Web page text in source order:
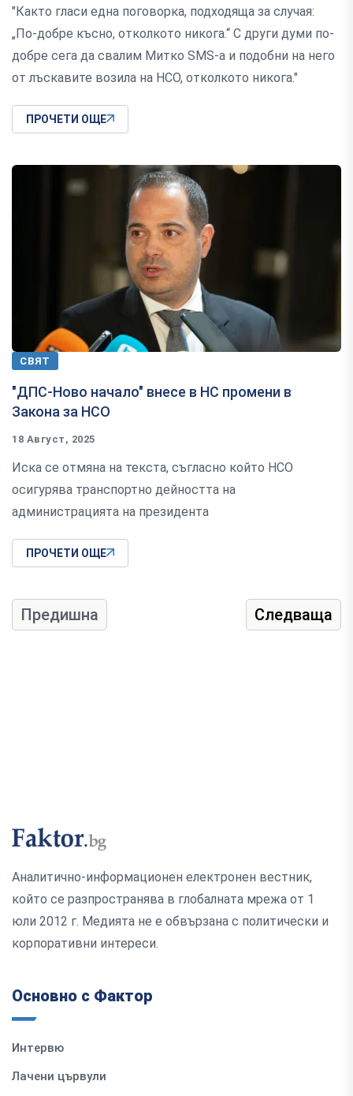
"Както гласи една поговорка, подходяща за случая:
„По-добре късно, отколкото никога.“ С други думи по-
добре сега да свалим Митко SMS-а и подобни на него
от лъскавите возила на НСО, отколкото никога."
ПРОЧЕТИ ОЩЕ
СВЯТ
"ДПС-Ново начало" внесе в НС промени в
Закона за НСО
18 Август, 2025
Иска се отмяна на текста, съгласно който НСО
осигурява транспортно дейността на
администрацията на президента
ПРОЧЕТИ ОЩЕ
Предишна Следваща
Аналитично-информационен електронен вестник,
който се разпространява в глобалната мрежа от 1
юли 2012 г. Медията не е обвързана с политически и
корпоративни интереси.
Основно с Фактор
Интервю
Лачени цървули